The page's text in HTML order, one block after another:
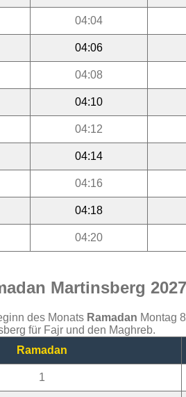
04:04
04:06
04:08
04:10
04:12
04:14
04:16
04:18
04:20
Martinsberg
des Monats Ramadan Montag
für Fajr und den Maghreb.
Ramadan
1